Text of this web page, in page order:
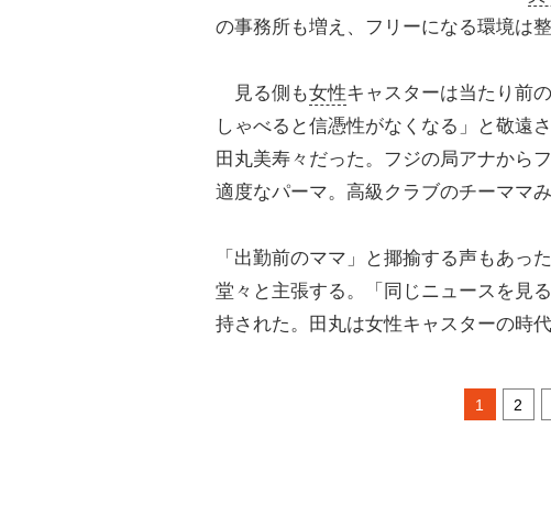
の事務所も増え、フリーになる環境は整
見る側も女性キャスターは当たり前
しゃべると信憑性がなくなる」と敬遠
田丸美寿々だった。フジの局アナから
適度なパーマ。高級クラブのチーママ
「出勤前のママ」と揶揄する声もあっ
堂々と主張する。「同じニュースを見
持された。田丸は女性キャスターの時
1 2